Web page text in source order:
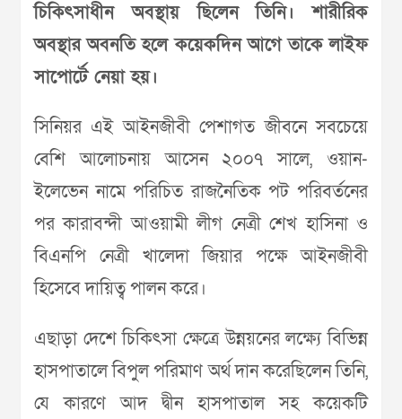
চিকিৎসাধীন অবস্থায় ছিলেন তিনি। শারীরিক
অবস্থার অবনতি হলে কয়েকদিন আগে তাকে লাইফ
সাপোর্টে নেয়া হয়।
সিনিয়র এই আইনজীবী পেশাগত জীবনে সবচেয়ে
বেশি আলোচনায় আসেন ২০০৭ সালে, ওয়ান-
ইলেভেন নামে পরিচিত রাজনৈতিক পট পরিবর্তনের
পর কারাবন্দী আওয়ামী লীগ নেত্রী শেখ হাসিনা ও
বিএনপি নেত্রী খালেদা জিয়ার পক্ষে আইনজীবী
হিসেবে দায়িত্ব পালন করে।
এছাড়া দেশে চিকিৎসা ক্ষেত্রে উন্নয়নের লক্ষ্যে বিভিন্ন
হাসপাতালে বিপুল পরিমাণ অর্থ দান করেছিলেন তিনি,
যে কারণে আদ দ্বীন হাসপাতাল সহ কয়েকটি